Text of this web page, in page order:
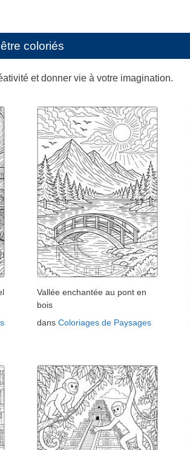
coloriés
et donner vie à votre imagination.
Vallée enchantée au pont en
bois
dansColoriages de Paysages